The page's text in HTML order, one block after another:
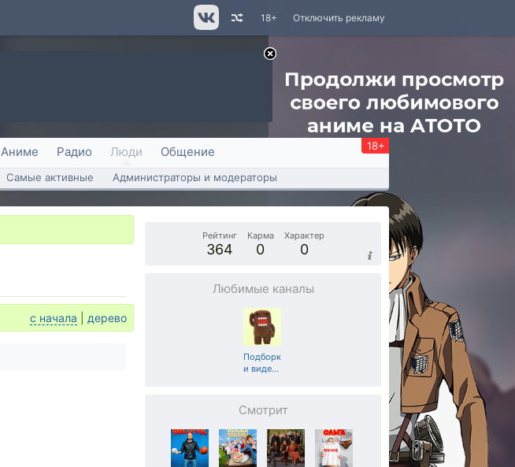
Отключить рекламу
18+
Аниме Радио Люди Общение 18+
Самые активные Администраторы и модераторы
с начала дерево
Рейтинг
364
Карма
0
Характер
0
Любимые каналы
Подборк
и виде…
Смотрит